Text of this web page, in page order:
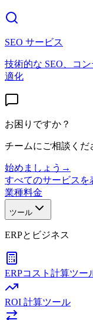
SEO サービス
技術的な SEO、コ
適化
お困りですか？
チームにご相談くだ
始めましょう →
すべてのサービスを
業種料金
ツール
ERPとビジネス
ERPコスト計算ツー
ROI 計算ツール